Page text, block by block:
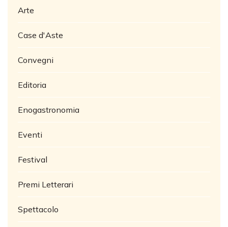
Arte
Case d'Aste
Convegni
Editoria
Enogastronomia
Eventi
Festival
Premi Letterari
Spettacolo